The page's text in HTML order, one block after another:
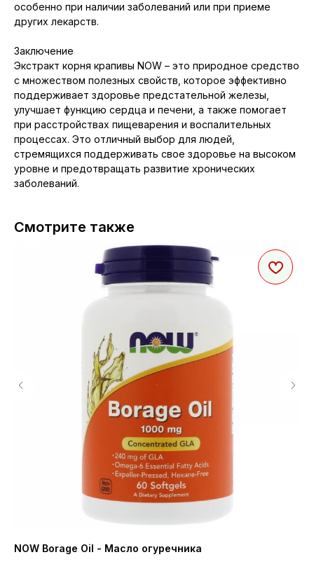
особенно при наличии заболеваний или при приеме
других лекарств.
Заключение
Экстракт корня крапивы NOW – это природное средство
с множеством полезных свойств, которое эффективно
поддерживает здоровье предстательной железы,
улучшает функцию сердца и печени, а также помогает
при расстройствах пищеварения и воспалительных
процессах. Это отличный выбор для людей,
стремящихся поддерживать свое здоровье на высоком
уровне и предотвращать развитие хронических
заболеваний.
Смотрите также
NOW Borage Oil - Масло огуречника